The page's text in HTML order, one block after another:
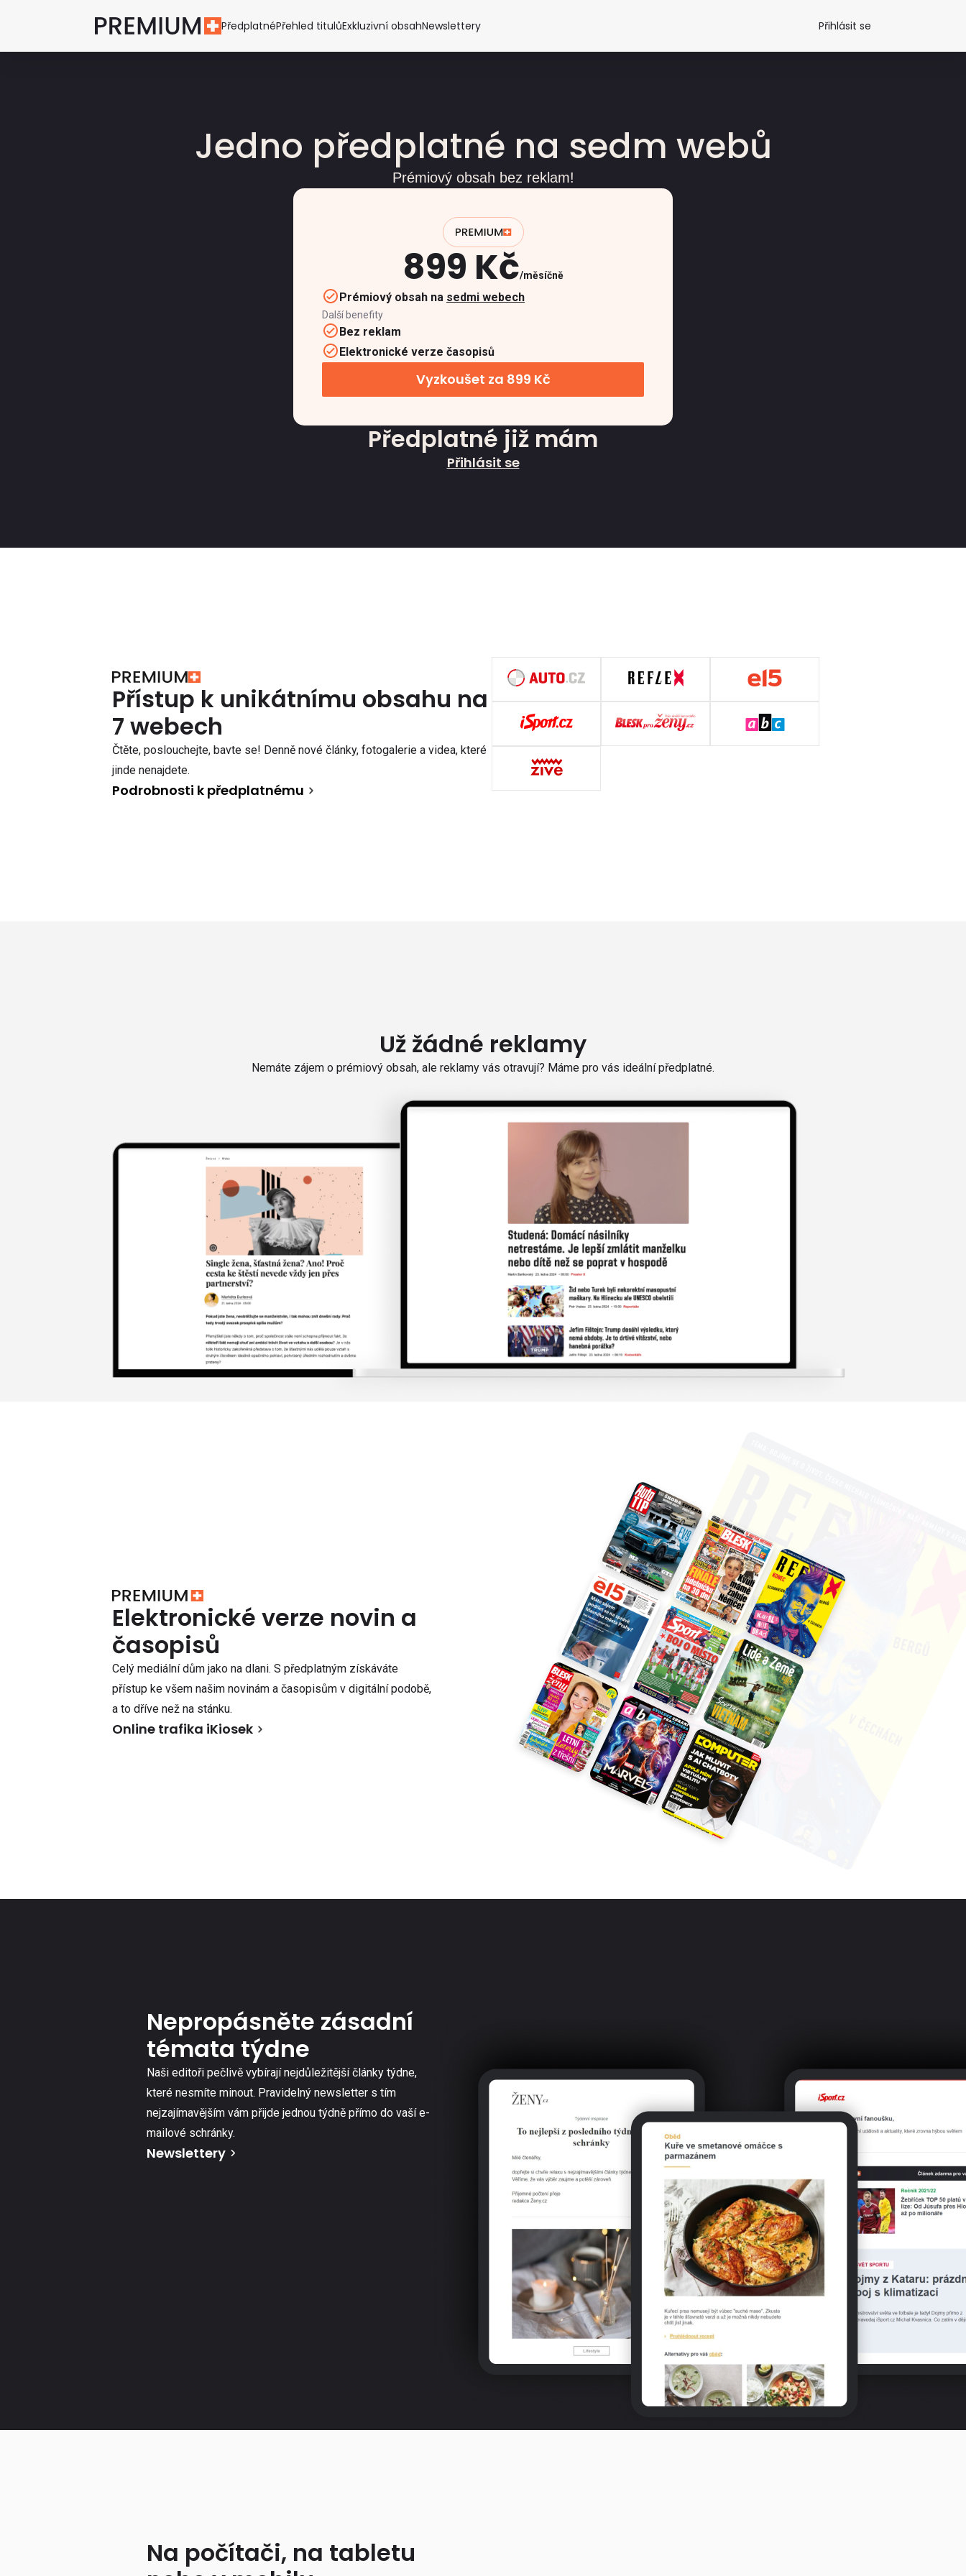
PředplatnéPřehled titulůExkluzivní obsahNewslettery Přihlásit se
Jedno předplatné na sedm webů
Prémiový obsah bez reklam!
899 Kč měsíčně
Prémiový obsah na sedmi webech
Další benefity
Bez reklam
Elektronické verze časopisů
Vyzkoušet za 899 Kč
Předplatné již mám
Přihlásit se
Přístup k unikátnímu obsahu na
7 webech
Čtěte, poslouchejte, bavte se! Denně nové články, fotogalerie a videa, které
jinde nenajdete.
Podrobnosti k předplatnému
Už žádné reklamy
Nemáte zájem o prémiový obsah, ale reklamy vás otravují? Máme pro vás ideální předplatné.
Elektronické verze novin a
časopisů
Celý mediální dům jako na dlani. S předplatným získáváte
přístup ke všem našim novinám a časopisům v digitální podobě,
a to dříve než na stánku.
Online trafika iKiosek
Nepropásněte zásadní
témata týdne
Naši editoři pečlivě vybírají nejdůležitější články týdne,
které nesmíte minout. Pravidelný newsletter s tím
nejzajímavějším vám přijde jednou týdně přímo do vaší e-
mailové schránky.
Newslettery
Na počítači, na tabletu